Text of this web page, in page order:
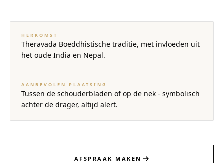
HERKOMST
Theravada Boeddhistische traditie, met invloeden uit
het oude India en Nepal.
AANBEVOLEN PLAATSING
Tussen de schouderbladen of op de nek - symbolisch
achter de drager, altijd alert.
AFSPRAAK MAKEN